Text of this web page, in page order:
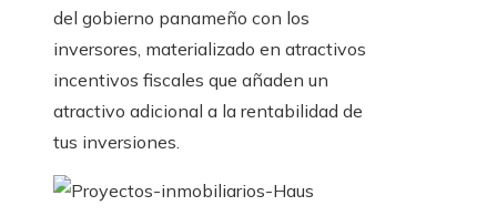
del gobierno panameño con los
inversores, materializado en atractivos
incentivos fiscales que añaden un
atractivo adicional a la rentabilidad de
tus inversiones.